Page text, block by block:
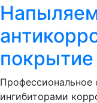
Профессиональное
ингибиторами